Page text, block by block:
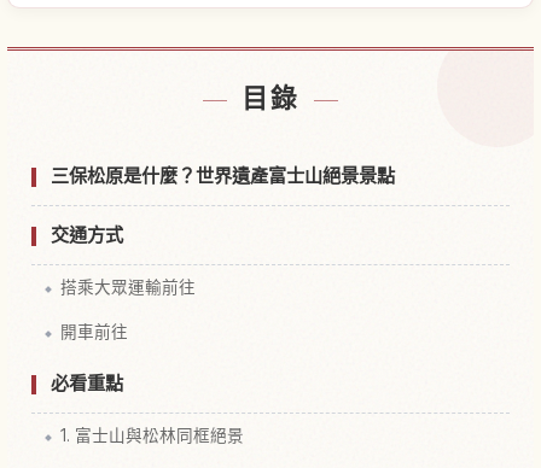
目錄
三保松原是什麼？世界遺產富士山絕景景點
交通方式
搭乘大眾運輸前往
開車前往
必看重點
1. 富士山與松林同框絕景